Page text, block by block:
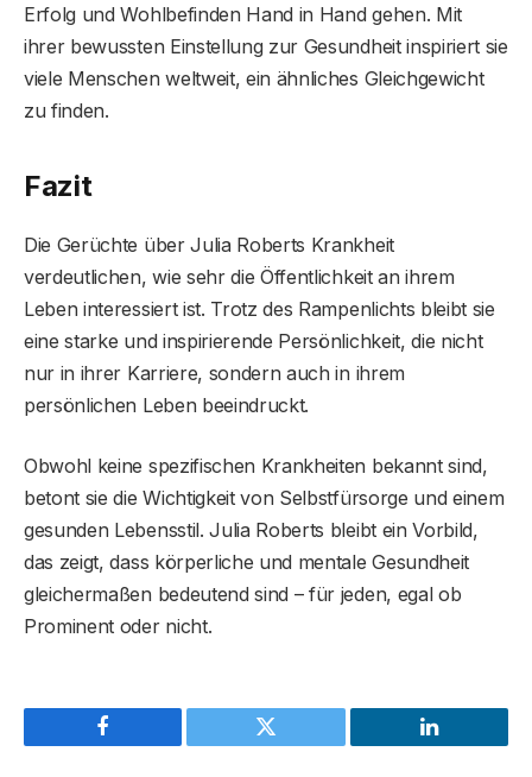
Erfolg und Wohlbefinden Hand in Hand gehen. Mit
ihrer bewussten Einstellung zur Gesundheit inspiriert sie
viele Menschen weltweit, ein ähnliches Gleichgewicht
zu finden.
Fazit
Die Gerüchte über Julia Roberts Krankheit
verdeutlichen, wie sehr die Öffentlichkeit an ihrem
Leben interessiert ist. Trotz des Rampenlichts bleibt sie
eine starke und inspirierende Persönlichkeit, die nicht
nur in ihrer Karriere, sondern auch in ihrem
persönlichen Leben beeindruckt.
Obwohl keine spezifischen Krankheiten bekannt sind,
betont sie die Wichtigkeit von Selbstfürsorge und einem
gesunden Lebensstil. Julia Roberts bleibt ein Vorbild,
das zeigt, dass körperliche und mentale Gesundheit
gleichermaßen bedeutend sind – für jeden, egal ob
Prominent oder nicht.
Facebook Twitter LinkedIn